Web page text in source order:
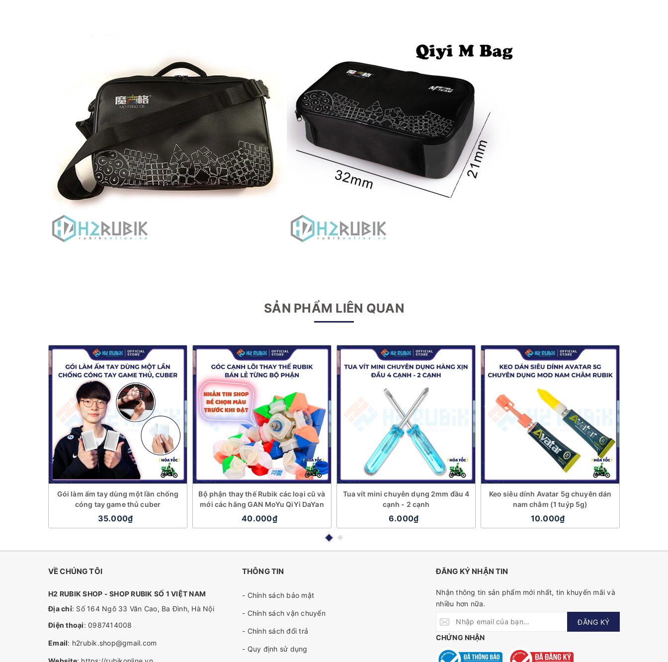
SẢN PHẨM LIÊN QUAN
Gói làm ấm tay dùng một lần chống
cóng tay game thủ cuber
35.000₫
Bộ phận thay thế Rubik các loại cũ và
mới các hãng GAN MoYu QiYi DaYan
40.000₫
Tua vít mini chuyên dụng 2mm đầu 4
cạnh - 2 cạnh
6.000₫
Keo siêu dính Avatar 5g chuyên dán
nam châm (1 tuýp 5g)
10.000₫
VỀ CHÚNG TÔI
H2 RUBIK SHOP - SHOP RUBIK SỐ 1 VIỆT NAM
Địa chỉ: Số 164 Ngõ 33 Văn Cao, Ba Đình, Hà Nội
Điện thoại: 0987414008
Email: h2rubik.shop@gmail.com
THÔNG TIN
- Chính sách bảo mật
- Chính sách vận chuyển
- Chính sách đổi trả
- Quy định sử dụng
ĐĂNG KÝ NHẬN TIN
Nhận thông tin sản phẩm mới nhất, tin khuyến mãi và
nhiều hơn nữa.
ĐĂNG KÝ
CHỨNG NHẬN